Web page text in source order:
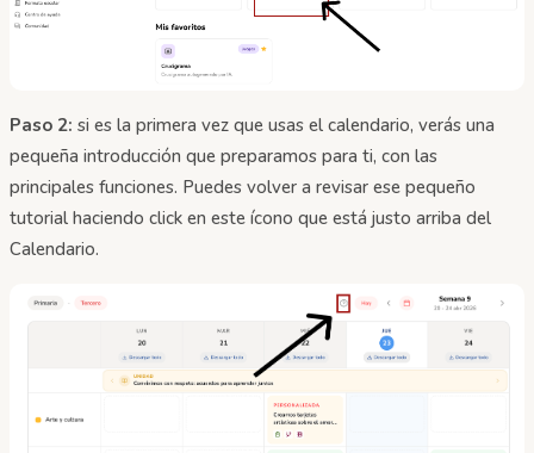
Paso 2: si es la primera vez que usas el calendario, verás una
pequeña introducción que preparamos para ti, con las
principales funciones. Puedes volver a revisar ese pequeño
tutorial haciendo click en este ícono que está justo arriba del
Calendario.